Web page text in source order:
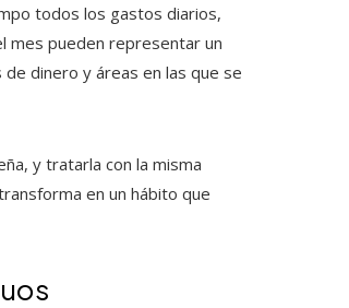
todos los gastos diarios,
mes pueden representar un
dinero y áreas en las que se
y tratarla con la misma
en un hábito que